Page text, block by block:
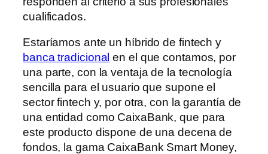
cualificados.
Estaríamos ante un híbrido de fintech y
banca tradicional en el que contamos, por
una parte, con la ventaja de la tecnología
sencilla para el usuario que supone el
sector fintech y, por otra, con la garantía de
una entidad como CaixaBank, que para
este producto dispone de una decena de
fondos, la gama CaixaBank Smart Money,